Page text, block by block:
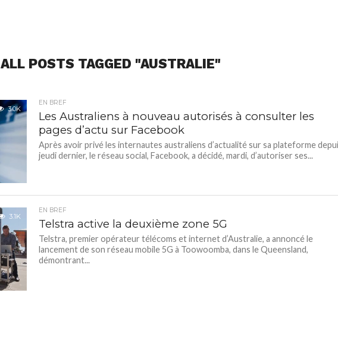
ALL POSTS TAGGED "AUSTRALIE"
3.0K
EN BREF
Les Australiens à nouveau autorisés à consulter les
pages d’actu sur Facebook
Après avoir privé les internautes australiens d’actualité sur sa plateforme
jeudi dernier, le réseau social, Facebook, a décidé, mardi, d’autoriser ses...
3.1K
EN BREF
Telstra active la deuxième zone 5G
Telstra, premier opérateur télécoms et internet d’Australie, a annoncé le
lancement de son réseau mobile 5G à Toowoomba, dans le Queensland,
démontrant...